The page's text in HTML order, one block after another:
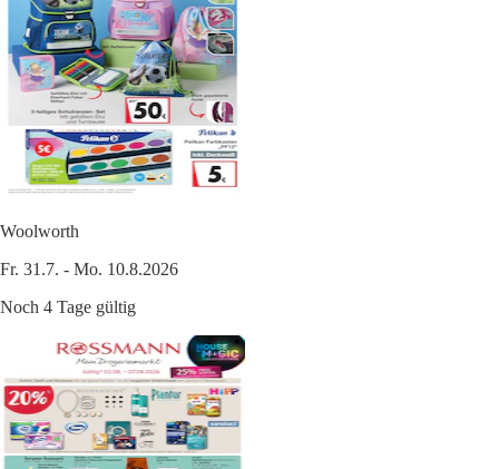
Woolworth
Fr. 31.7. - Mo. 10.8.2026
Noch 4 Tage gültig